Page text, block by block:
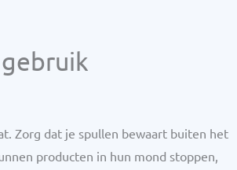
Zorg dat je spullen bewaart buiten het
producten in hun mond stoppen,